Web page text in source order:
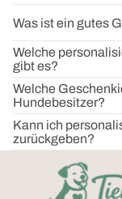
Was ist ein gutes
Welche
gibt es?
Welche
Hundebesitzer?
Kann ich
zurückgeben?